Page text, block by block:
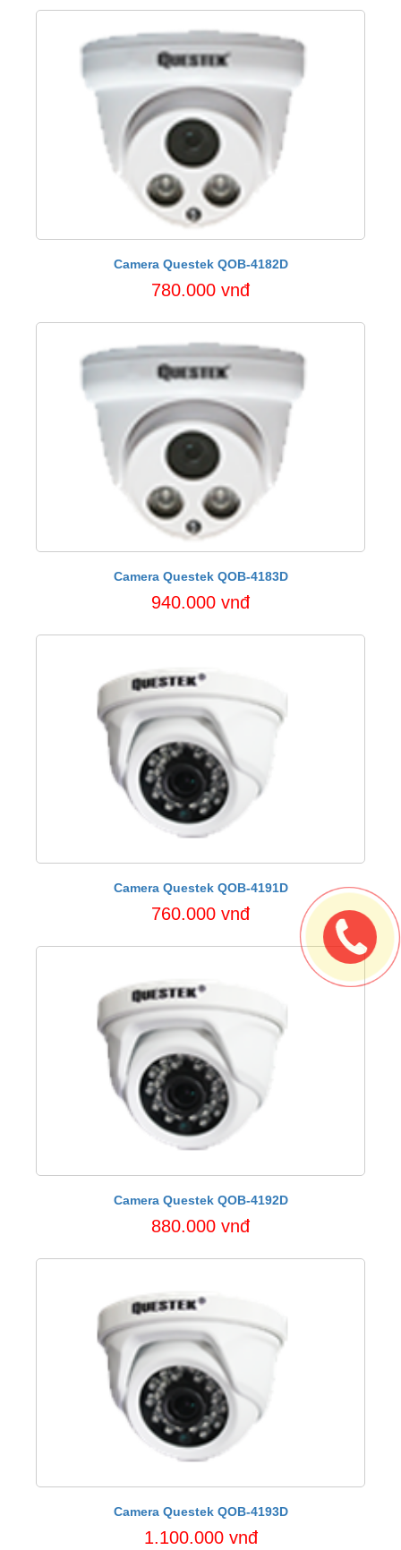
Camera Questek QOB-4182D
780.000 vnđ
Camera Questek QOB-4183D
940.000 vnđ
Camera Questek QOB-4191D
760.000 vnđ
Camera Questek QOB-4192D
880.000 vnđ
Camera Questek QOB-4193D
1.100.000 vnđ